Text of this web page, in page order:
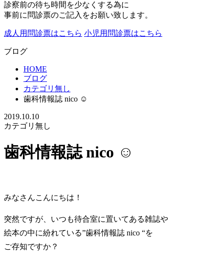
診察前の待ち時間を少なくする為に
事前に問診票のご記入をお願い致します。
成人用問診票はこちら 小児用問診票はこちら
ブログ
HOME
ブログ
カテゴリ無し
歯科情報誌 nico ☺︎
2019.10.10
カテゴリ無し
歯科情報誌 nico ☺︎
みなさんこんにちは！
突然ですが、いつも待合室に置いてある雑誌や
絵本の中に紛れている”歯科情報誌 nico “を
ご存知ですか？